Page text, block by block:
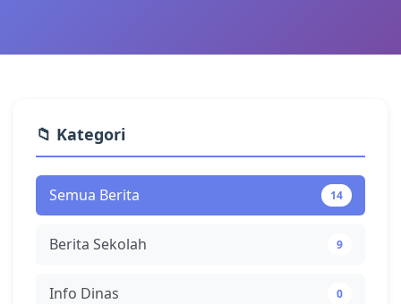
📁 Kategori
Semua Berita 14
Berita Sekolah 9
Info Dinas 0